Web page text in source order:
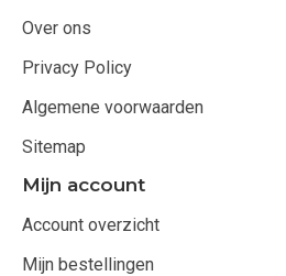
Over ons
Privacy Policy
Algemene voorwaarden
Sitemap
Mijn account
Account overzicht
Mijn bestellingen